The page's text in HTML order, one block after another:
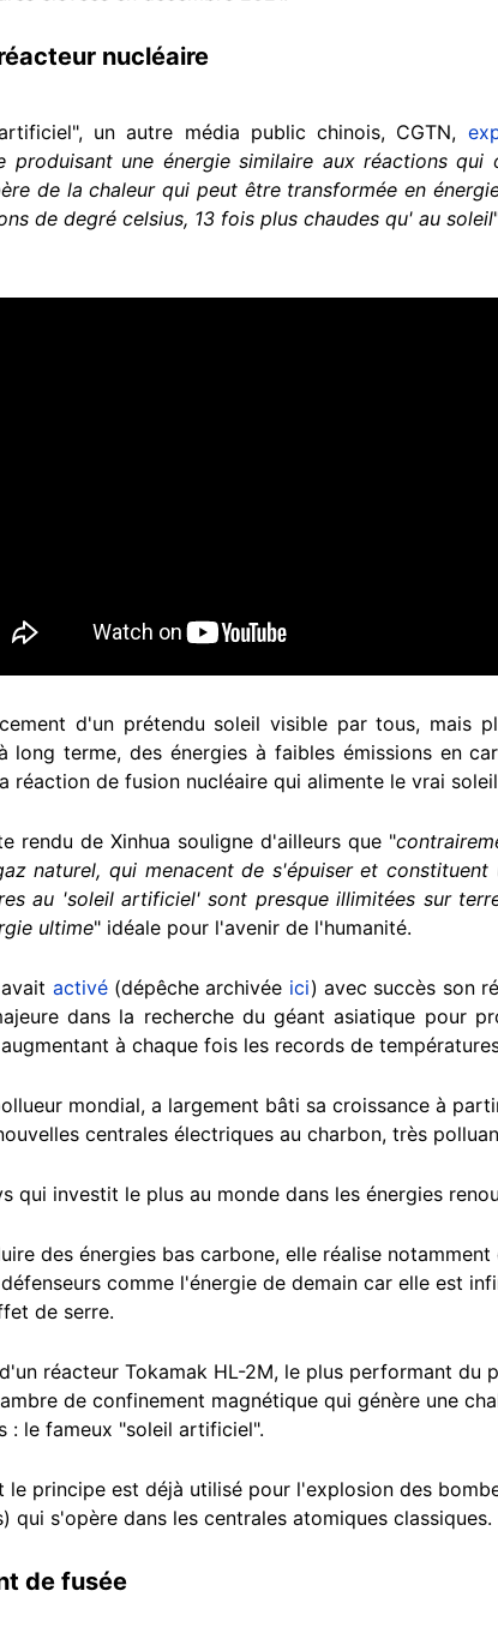
nucléaire
un autre média public chinois, CGTN,
produisant une énergie similaire aux réactions
de la chaleur qui peut être transformée en
de degré celsius, 13 fois plus chaudes qu' au soleil
d'un prétendu soleil visible par tous, mais
long terme, des énergies à faibles émissions en
réaction de fusion nucléaire qui alimente le vrai
rendu de Xinhua souligne d'ailleurs que "
naturel, qui menacent de s'épuiser et constituent
au 'soleil artificiel' sont presque illimitées sur
ultime" idéale pour l'avenir de l'humanité.
activé(dépêche archivée ici) avec succès son
dans la recherche du géant asiatique pour
à chaque fois les records de
mondial, a largement bâti sa croissance à
centrales électriques au charbon, très
qui investit le plus au monde dans les énergies
des énergies bas carbone, elle réalise
comme l'énergie de demain car elle est
de serre.
réacteur Tokamak HL-2M, le plus performant du
de confinement magnétique qui génère une
: le fameux "soleil artificiel".
le principe est déjà utilisé pour l'explosion des
qui s'opère dans les centrales atomiques classiques.
de fusée